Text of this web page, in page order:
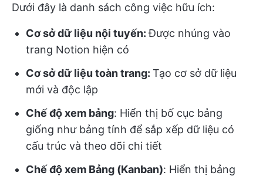
Dưới đây là danh sách công việc hữu ích:
Cơ sở dữ liệu nội tuyến:Được nhúng vào
trang Notion hiện có
Cơ sở dữ liệu toàn trang: Tạo cơ sở dữ liệu
mới và độc lập
Chế độ xem bảng: Hiển thị bố cục bảng
giống như bảng tính để sắp xếp dữ liệu có
cấu trúc và theo dõi chi tiết
Chế độ xem Bảng (Kanban): Hiển thị bảng